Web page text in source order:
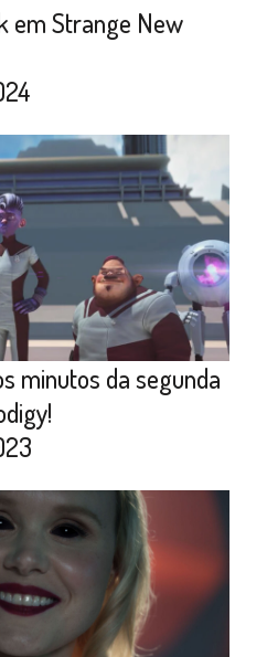
em Strange New
minutos da segunda